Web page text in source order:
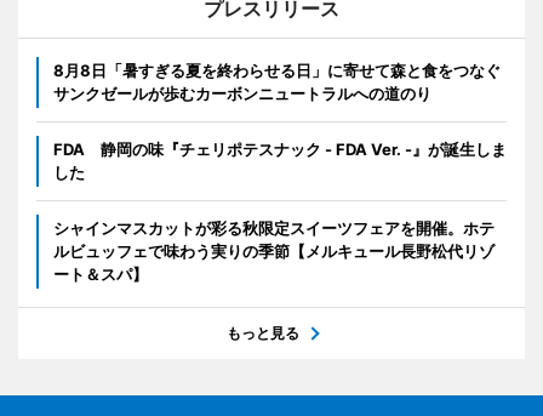
プレスリリース
8月8日「暑すぎる夏を終わらせる日」に寄せて森と食をつなぐ
サンクゼールが歩むカーボンニュートラルへの道のり
FDA 静岡の味『チェリポテスナック - FDA Ver. -』が誕生しま
した
シャインマスカットが彩る秋限定スイーツフェアを開催。ホテ
ルビュッフェで味わう実りの季節【メルキュール長野松代リゾ
ート＆スパ】
もっと見る